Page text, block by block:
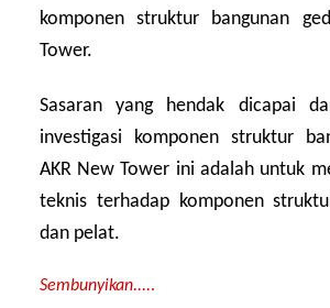
komponen struktur bangunan
Tower.
Sasaran yang hendak dicapai
investigasi komponen struktur
AKR New Tower ini adalah untuk
teknis terhadap komponen
dan pelat.
Sembunyikan.....